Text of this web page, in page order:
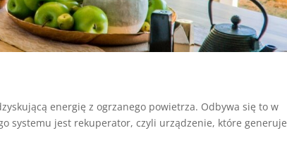
energię z ogrzanego powietrza. Odbywa się to w
systemu jest rekuperator, czyli urządzenie, które generuje